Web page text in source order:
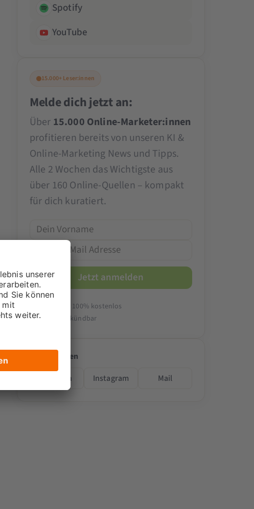
Spotify
YouTube
15.000+ Leser:innen
Melde dich jetzt an:
Über 15.000 Online-Marketer:innen
profitieren bereits von unseren KI &
Online-Marketing News und Tipps.
Alle 2 Wochen das Wichtigste aus
über 160 Online-Quellen – kompakt
für dich kuratiert.
14-tägig & 100% kostenlos
Jederzeit kündbar
Folge teilen
LinkedIn
Instagram Mail